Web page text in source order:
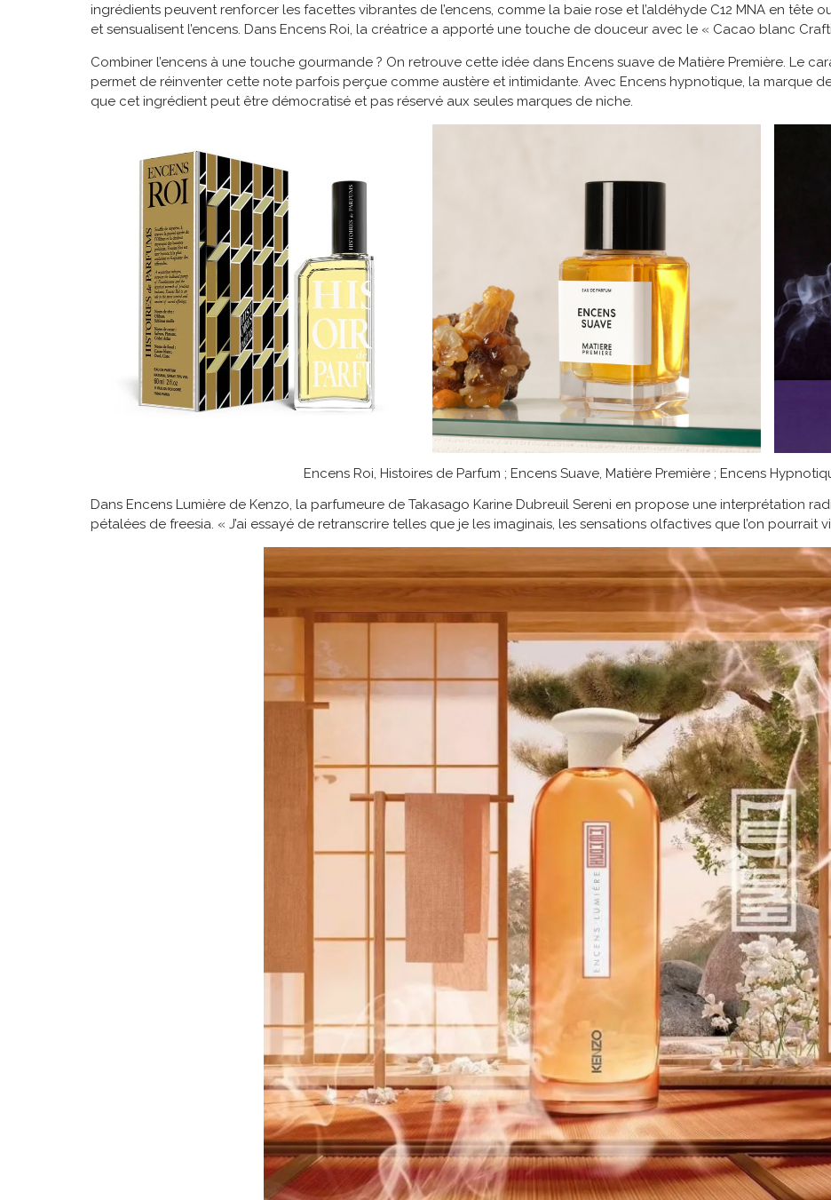
ingrédients peuvent renforcer les facettes vibrantes de l’encens, comme la baie rose et l’aldéhyde C12 MNA en tête
et sensualisent l’encens. Dans Encens Roi, la créatrice a apporté une touche de douceur avec le « Cacao blanc
Combiner l’encens à une touche gourmande ? On retrouve cette idée dans Encens suave de Matière Première. Le
permet de réinventer cette note parfois perçue comme austère et intimidante. Avec Encens hypnotique, la marque
que cet ingrédient peut être démocratisé et pas réservé aux seules marques de niche.
Encens Roi, Histoires de Parfum ; Encens Suave, Matière Première ; Encens
Dans Encens Lumière de Kenzo, la parfumeure de Takasago Karine Dubreuil Sereni en propose une interprétation
pétalées de freesia. « J’ai essayé de retranscrire telles que je les imaginais, les sensations olfactives que l’on pourrait